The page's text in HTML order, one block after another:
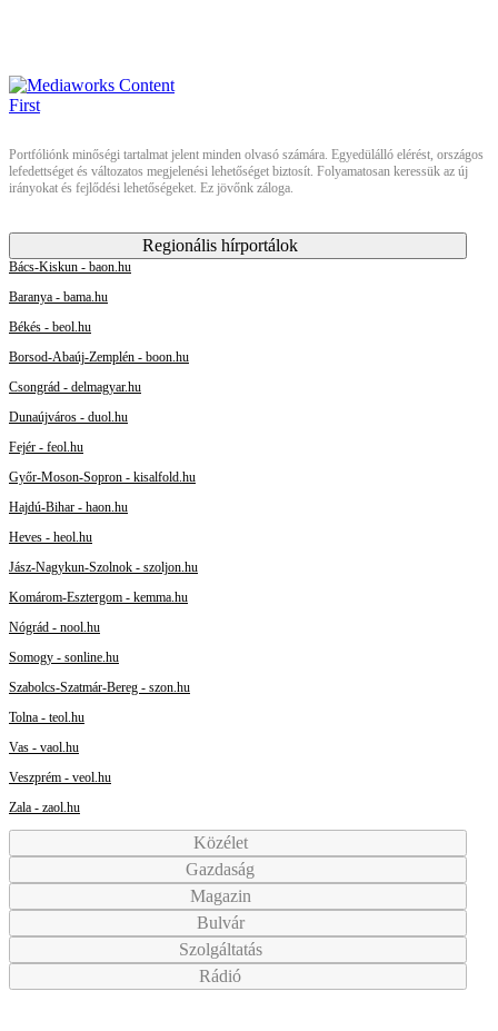
Portfóliónk minőségi tartalmat jelent minden olvasó számára. Egyedülálló elérést, országos
lefedettséget és változatos megjelenési lehetőséget biztosít. Folyamatosan keressük az új
irányokat és fejlődési lehetőségeket. Ez jövőnk záloga.
Regionális hírportálok
Bács-Kiskun - baon.hu
Baranya - bama.hu
Békés - beol.hu
Borsod-Abaúj-Zemplén - boon.hu
Csongrád - delmagyar.hu
Dunaújváros - duol.hu
Fejér - feol.hu
Győr-Moson-Sopron - kisalfold.hu
Hajdú-Bihar - haon.hu
Heves - heol.hu
Jász-Nagykun-Szolnok - szoljon.hu
Komárom-Esztergom - kemma.hu
Nógrád - nool.hu
Somogy - sonline.hu
Szabolcs-Szatmár-Bereg - szon.hu
Tolna - teol.hu
Vas - vaol.hu
Veszprém - veol.hu
Zala - zaol.hu
Közélet
Gazdaság
Magazin
Bulvár
Szolgáltatás
Rádió